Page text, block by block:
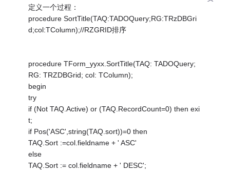
定义一个过程：
procedure SortTitle(TAQ:TADOQuery;RG:TRzDBGri
d;col:TColumn);//RZGRID排序
procedure TForm_yyxx.SortTitle(TAQ: TADOQuery;
RG: TRZDBGrid; col: TColumn);
begin
try
if (Not TAQ.Active) or (TAQ.RecordCount=0) then exi
t;
if Pos('ASC',string(TAQ.sort))=0 then
TAQ.Sort :=col.fieldname + ' ASC'
else
TAQ.Sort := col.fieldname + ' DESC';